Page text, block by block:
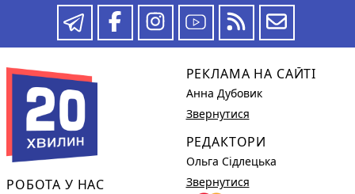
РОБОТА У НАС
РЕКЛАМА НА САЙТІ
Анна Дубовик
Звернутися
РЕДАКТОРИ
Ольга Сідлецька
Звернутися